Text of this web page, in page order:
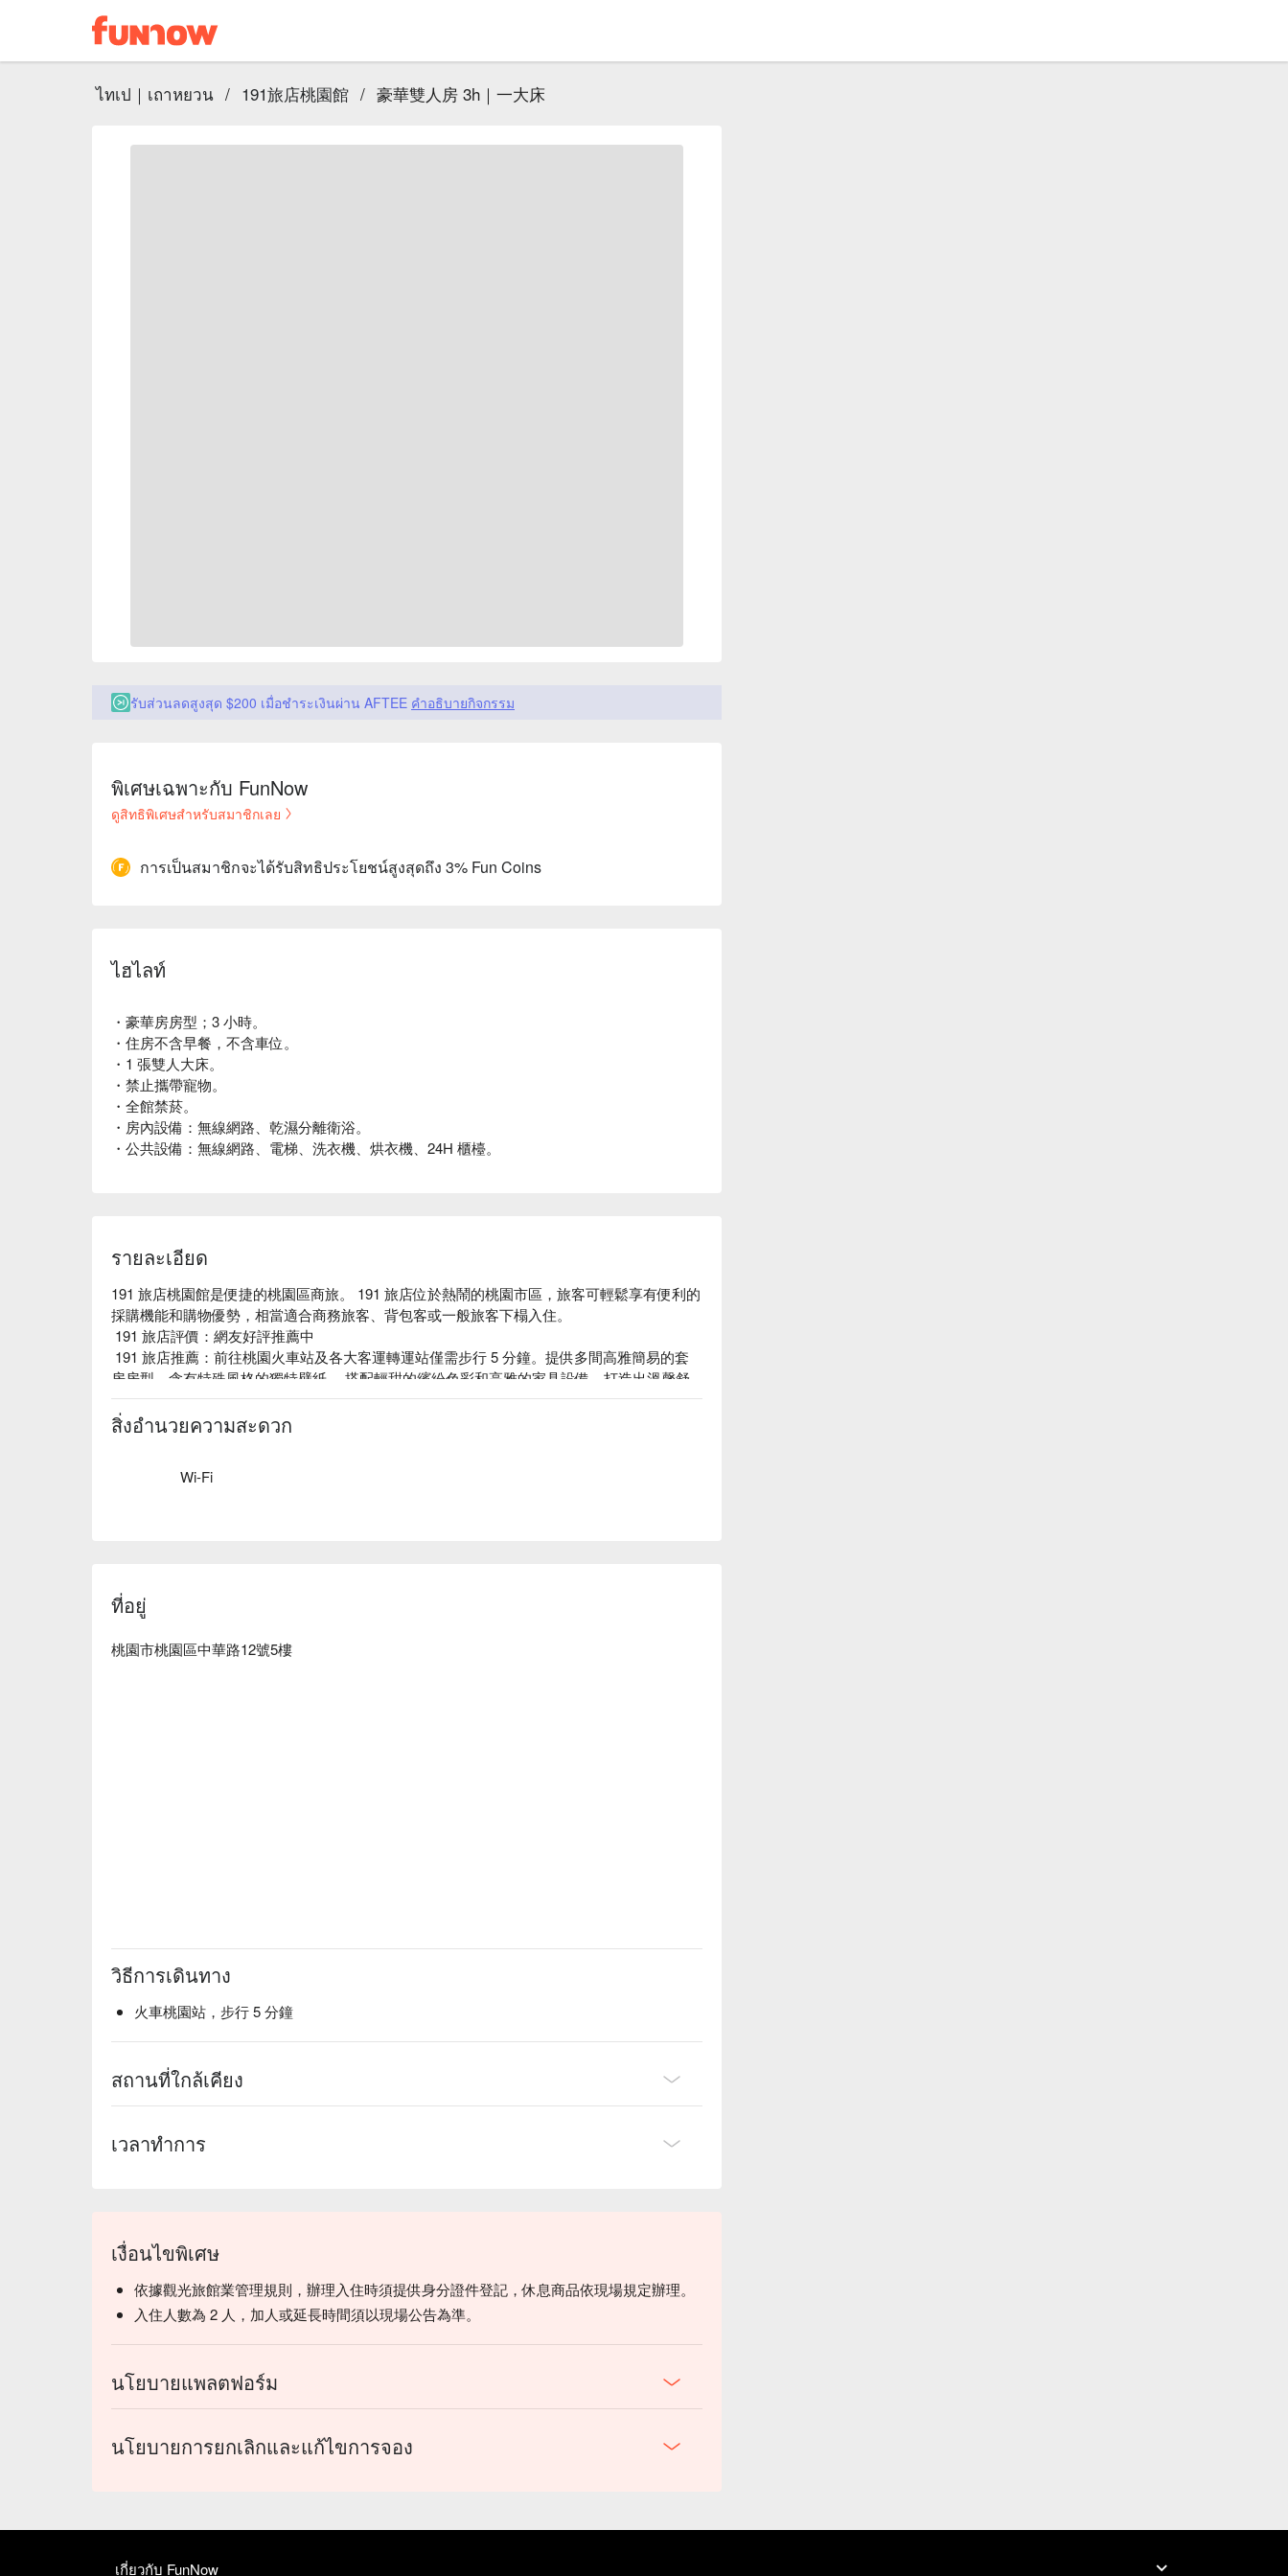
ไทเป｜เถาหยวน / 191旅店桃園館 / 豪華雙人房 3h｜一大床
รับส่วนลดสูงสุด $200 เมื่อชำระเงินผ่าน AFTEE คำอธิบายกิจกรรม
พิเศษเฉพาะกับ FunNow
ดูสิทธิพิเศษสำหรับสมาชิกเลย
การเป็นสมาชิกจะได้รับสิทธิประโยชน์สูงสุดถึง 3% Fun Coins
ไฮไลท์
・豪華房房型；3 小時。
・住房不含早餐，不含車位。
・1 張雙人大床。
・禁止攜帶寵物。
・全館禁菸。
・房內設備：無線網路、乾濕分離衛浴。
・公共設備：無線網路、電梯、洗衣機、烘衣機、24H 櫃檯。
รายละเอียด
191 旅店桃園館是便捷的桃園區商旅。 191 旅店位於熱鬧的桃園市區，旅客可輕鬆享有便利的
採購機能和購物優勢，相當適合商務旅客、背包客或一般旅客下榻入住。
房房型，含有特殊風格的獨特壁紙， 搭配輕甜的繽紛色彩和高雅的家具設備，打造出溫馨舒
適的清新氛圍，舒服好眠的寢具床組更是必要元素， 帶給旅人無限浪漫的微加幸福感。
191 旅店優惠、 191 旅店住宿方案、 191 旅店休息方案立刻查看⬇︎
สิ่งอำนวยความสะดวก
Wi-Fi
ที่อยู่
桃園市桃園區中華路12號5樓
วิธีการเดินทาง
火車桃園站，步行 5 分鐘
สถานที่ใกล้เคียง
เวลาทำการ
เงื่อนไขพิเศษ
依據觀光旅館業管理規則，辦理入住時須提供身分證件登記，休息商品依現場規定辦理。
入住人數為 2 人，加人或延長時間須以現場公告為準。
นโยบายแพลตฟอร์ม
นโยบายการยกเลิกและแก้ไขการจอง
เกี่ยวกับ FunNow